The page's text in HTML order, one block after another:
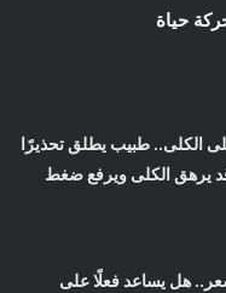
الكلى.. طبيب يطلق تحذيرًا
يرهق الكلى ويرفع ضغط
هل يساعد فعلًا على